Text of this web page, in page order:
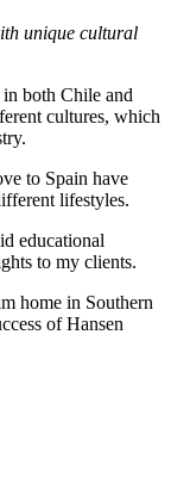
unique cultural
both Chile and
cultures, which
to Spain have
lifestyles.
educational
to my clients.
home in Southern
of Hansen